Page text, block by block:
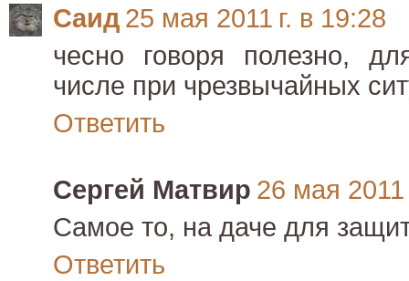
Саид 25 мая 2011 г. в 19:28
чесно говоря полезно,
числе при чрезвычайных
Ответить
Сергей Матвир 26 мая 2011
Самое то, на даче для
Ответить